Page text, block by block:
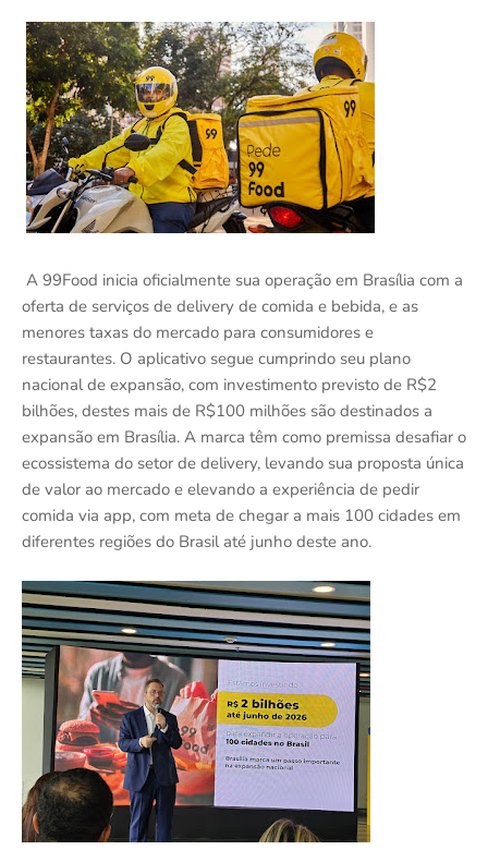
A 99Food inicia oficialmente sua operação em Brasília com a
oferta de serviços de delivery de comida e bebida, e as
menores taxas do mercado para consumidores e
restaurantes. O aplicativo segue cumprindo seu plano
nacional de expansão, com investimento previsto de R$2
bilhões, destes mais de R$100 milhões são destinados a
expansão em Brasília. A marca têm como premissa desafiar o
ecossistema do setor de delivery, levando sua proposta única
de valor ao mercado e elevando a experiência de pedir
comida via app, com meta de chegar a mais 100 cidades em
diferentes regiões do Brasil até junho deste ano.